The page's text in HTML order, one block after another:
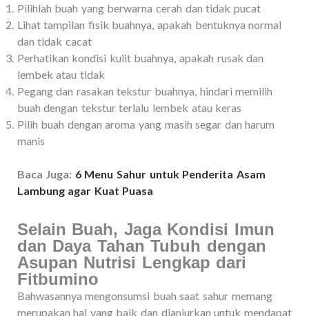
Pilihlah buah yang berwarna cerah dan tidak pucat
Lihat tampilan fisik buahnya, apakah bentuknya normal
dan tidak cacat
Perhatikan kondisi kulit buahnya, apakah rusak dan
lembek atau tidak
Pegang dan rasakan tekstur buahnya, hindari memilih
buah dengan tekstur terlalu lembek atau keras
Pilih buah dengan aroma yang masih segar dan harum
manis
Baca Juga: 6 Menu Sahur untuk Penderita Asam
Lambung agar Kuat Puasa
Selain Buah, Jaga Kondisi Imun
dan Daya Tahan Tubuh dengan
Asupan Nutrisi Lengkap dari
Fitbumino
Bahwasannya mengonsumsi buah saat sahur memang
merupakan hal yang baik dan dianjurkan untuk mendapat